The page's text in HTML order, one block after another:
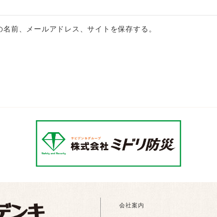
前、メールアドレス、サイトを保存する。
会社案内